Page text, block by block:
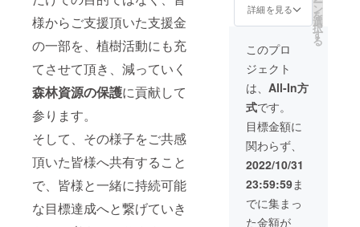
様からご支援頂いた支援金
の一部を、植樹活動にも充
てさせて頂き、減っていく
森林資源の保護に貢献して
参ります。
そして、その様子をご共感
頂いた皆様へ共有すること
で、皆様と一緒に持続可能
な目標達成へと繋げていき
い。記
は『記
し』と
ご記入
い。 ※
製品の
性質
上、変
更にな
性のあ
る事項
にご記
載不要
は『記
載な
し』と
ご記入
下さ
い。 ※
製品の
性質
更にな
る可能
性のあ
Card
1枚 ※ロ
タをご
入稿頂
く場合
は、別
途受付
メール
アドレ
スを送
付させ
て頂き
ますの
で、
データ
をメー
詳細を見る ン
を
選
択
す
る
このプロ
ジェクト
は、 All-In方
式です。
目標金額に
関わらず、
2022/10/31
23:59:59ま
でに集まっ
た金額が